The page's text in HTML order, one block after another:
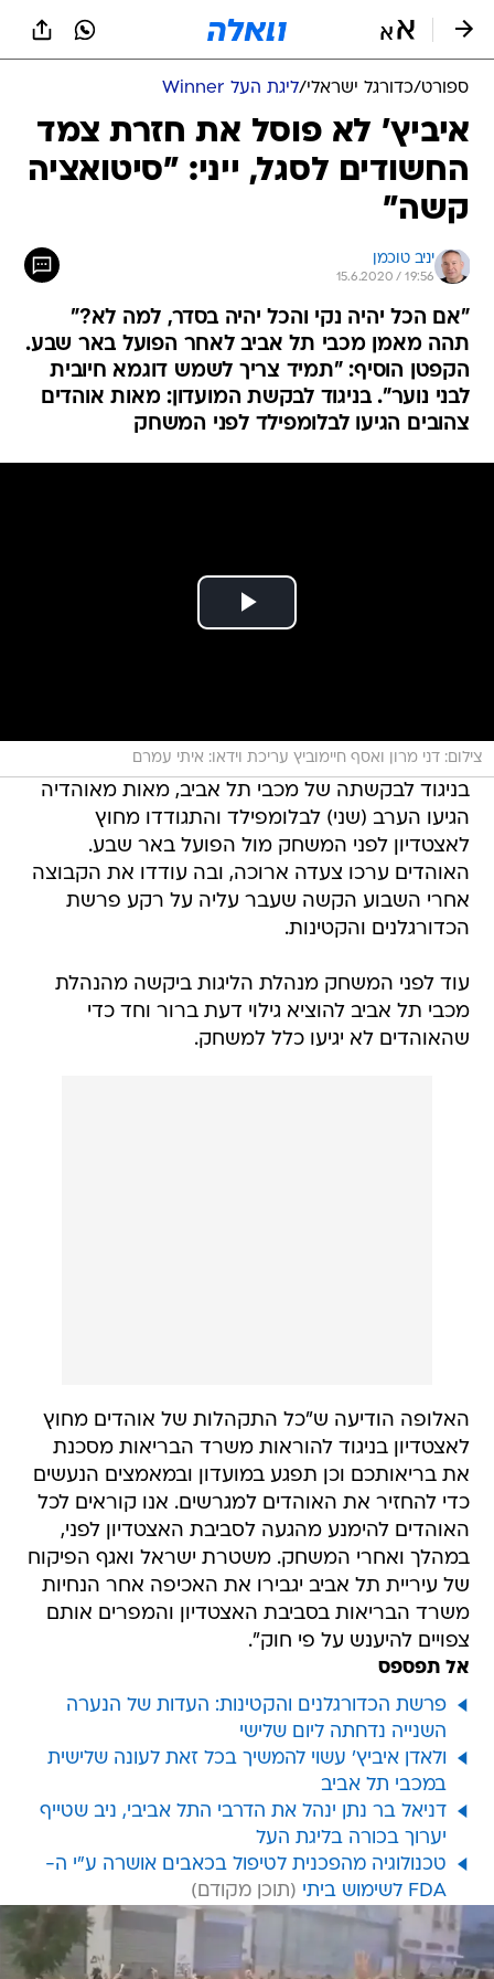
ספורט/כדורגל ישראלי/ליגת העל Winner
איביץ' לא פוסל את חזרת צמד
החשודים לסגל, ייני: "סיטואציה
קשה"
יניב טוכמן
15.6.2020 / 19:56
"אם הכל יהיה נקי והכל יהיה בסדר, למה לא?"
תהה מאמן מכבי תל אביב לאחר הפועל באר שבע.
הקפטן הוסיף: "תמיד צריך לשמש דוגמא חיובית
לבני נוער". בניגוד לבקשת המועדון: מאות אוהדים
צהובים הגיעו לבלומפילד לפני המשחק
צילום: דני מרון ואסף חיימוביץ עריכת וידאו: איתי עמרם
בניגוד לבקשתה של מכבי תל אביב, מאות מאוהדיה
הגיעו הערב (שני) לבלומפילד והתגודדו מחוץ
לאצטדיון לפני המשחק מול הפועל באר שבע.
האוהדים ערכו צעדה ארוכה, ובה עודדו את הקבוצה
אחרי השבוע הקשה שעבר עליה על רקע פרשת
הכדורגלנים והקטינות.
עוד לפני המשחק מנהלת הליגות ביקשה מהנהלת
מכבי תל אביב להוציא גילוי דעת ברור וחד כדי
שהאוהדים לא יגיעו כלל למשחק.
האלופה הודיעה ש"כל התקהלות של אוהדים מחוץ
לאצטדיון בניגוד להוראות משרד הבריאות מסכנת
את בריאותכם וכן תפגע במועדון ובמאמצים הנעשים
כדי להחזיר את האוהדים למגרשים. אנו קוראים לכל
האוהדים להימנע מהגעה לסביבת האצטדיון לפני,
במהלך ואחרי המשחק. משטרת ישראל ואגף הפיקוח
של עיריית תל אביב יגבירו את האכיפה אחר הנחיות
משרד הבריאות בסביבת האצטדיון והמפרים אותם
צפויים להיענש על פי חוק".
אל תפספס
פרשת הכדורגלנים והקטינות: העדות של הנערה
השנייה נדחתה ליום שלישי
ולאדן איביץ' עשוי להמשיך בכל זאת לעונה שלישית
במכבי תל אביב
דניאל בר נתן ינהל את הדרבי התל אביבי, ניב שטייף
יערוך בכורה בליגת העל
טכנולוגיה מהפכנית לטיפול בכאבים אושרה ע"י ה-
FDA לשימוש ביתי